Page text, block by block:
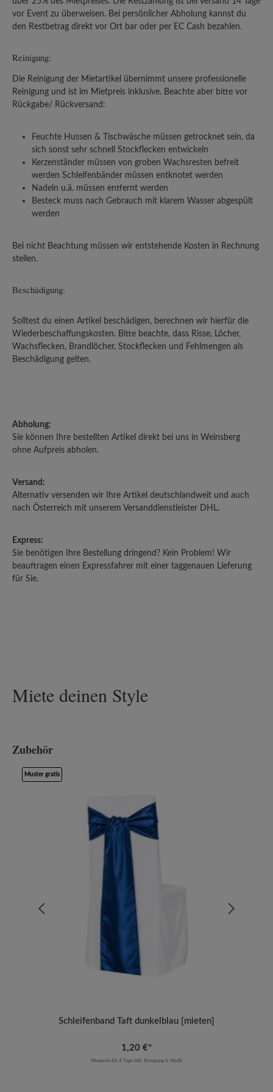
vor Event zu überweisen. Bei persönlicher Abholung kannst du
den Restbetrag direkt vor Ort bar oder per EC Cash bezahlen.
Reinigung:
Die Reinigung der Mietartikel übernimmt unsere professionelle
Reinigung und ist im Mietpreis inklusive. Beachte aber bitte vor
Rückgabe/ Rückversand:
Feuchte Hussen & Tischwäsche müssen getrocknet sein, da
sich sonst sehr schnell Stockflecken entwickeln
Kerzenständer müssen von groben Wachsresten befreit
werden Schleifenbänder müssen entknotet werden
Nadeln u.ä. müssen entfernt werden
Besteck muss nach Gebrauch mit klarem Wasser abgespült
werden
Bei nicht Beachtung müssen wir entstehende Kosten in Rechnung
stellen.
Beschädigung:
Solltest du einen Artikel beschädigen, berechnen wir hierfür die
Wiederbeschaffungskosten. Bitte beachte, dass Risse, Löcher,
Wachsflecken, Brandlöcher, Stockflecken und Fehlmengen als
Beschädigung gelten.
Abholung:
Sie können Ihre bestellten Artikel direkt bei uns in Weinsberg
ohne Aufpreis abholen.
Versand:
Alternativ versenden wir Ihre Artikel deutschlandweit und auch
nach Österreich mit unserem Versanddienstleister DHL.
Express:
Sie benötigen Ihre Bestellung dringend? Kein Problem! Wir
beauftragen einen Expressfahrer mit einer taggenauen Lieferung
für Sie.
Miete deinen Style
Produktgalerie überspringen
Zubehör
Muster gratis
Schleifenband Taft dunkelblau [mieten]
1,20 €*
Mietpreis für 4 Tage inkl. Reinigung & MwSt